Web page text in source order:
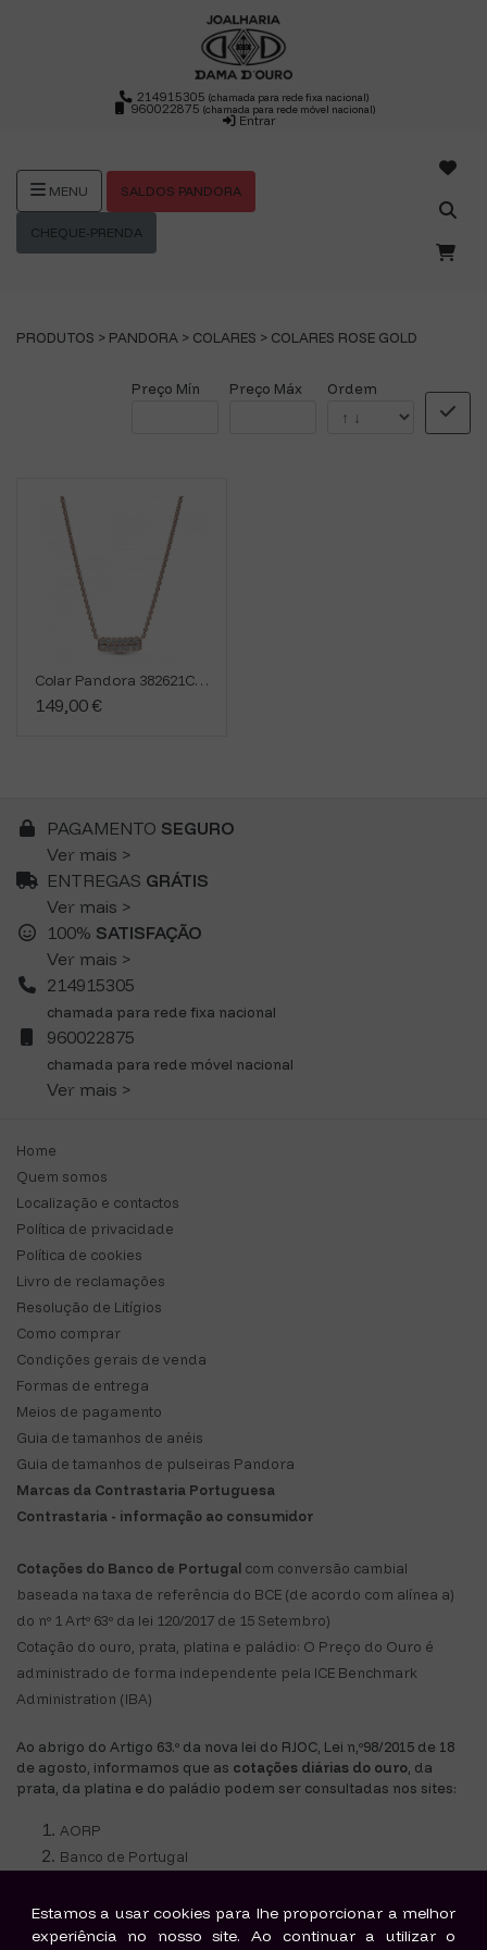
214915305(chamada para rede fixa nacional)
960022875 (chamada para rede móvel nacional)
Entrar
MENU SALDOS PANDORA
CHEQUE-PRENDA
PRODUTOS > PANDORA > COLARES > COLARES ROSE GOLD
Preço Mín Preço Máx Ordem
Colar Pandora 382621C01-45
149,00 €
PAGAMENTO SEGURO
Ver mais >
ENTREGAS GRÁTIS
Ver mais >
100% SATISFAÇÃO
Ver mais >
214915305
chamada para rede fixa nacional
960022875
chamada para rede móvel nacional
Ver mais >
Home
Quem somos
Localização e contactos
Política de privacidade
Política de cookies
Livro de reclamações
Resolução de Litígios
Como comprar
Condições gerais de venda
Formas de entrega
Meios de pagamento
Guia de tamanhos de anéis
Guia de tamanhos de pulseiras Pandora
Marcas da Contrastaria Portuguesa
Contrastaria - informação ao consumidor
Cotações do Banco de Portugal com conversão cambial
baseada na taxa de referência do BCE (de acordo com alínea a)
do nº 1 Artº 63º da lei 120/2017 de 15 Setembro)
Cotação do ouro, prata, platina e paládio: O Preço do Ouro é
administrado de forma independente pela ICE Benchmark
Administration (IBA)
Ao abrigo do Artigo 63.º da nova lei do RJOC, Lei n,º98/2015 de 18
de agosto, informamos que as cotações diárias do ouro , da
prata, da platina e do paládio podem ser consultadas nos sites:
AORP
Banco de Portugal
Todos os produtos comercializados pela Joalharia Dama D'Ouro são novos, genuínos e
Estamos a usar cookies para lhe proporcionar a melhor
experiência no nosso site. Ao continuar a utilizar o